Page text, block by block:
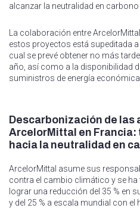
alcanzar la neutralidad en carbono
La colaboración entre
estos proyectos está supeditada
cual se prevé obtener no más
año, así como a la disponibilidad
suministros de energía
Descarbonización de las
ArcelorMittal en Francia:
hacia la neutralidad en
ArcelorMittal asume sus
contra el cambio climático y se
lograr una reducción del 35 % en
y del 25 % a escala mundial con